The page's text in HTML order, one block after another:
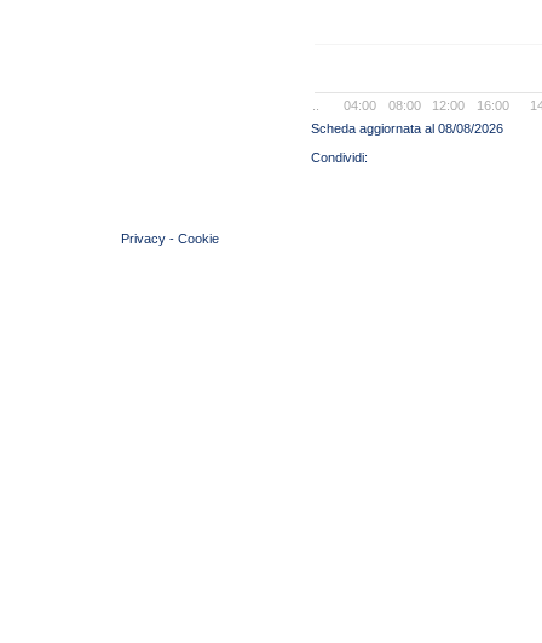
04:00 08:00 12:00 16:00
Scheda aggiornata al 08/08/2026
Privacy - Cookie